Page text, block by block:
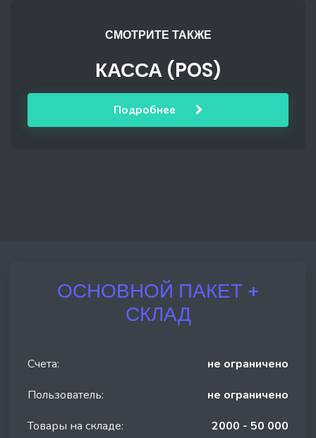
СМОТРИТЕ ТАКЖЕ
КАССА (POS)
Подробнее
ОСНОВНОЙ ПАКЕТ +
СКЛАД
Счета:
не ограничено
Пользователь:
не ограничено
Товары на складе:
2000 - 50 000